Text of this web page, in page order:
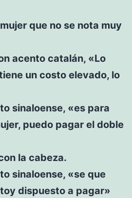
que no se nota muy
acento catalán, «Lo
un costo elevado, lo
sinaloense, «es para
puedo pagar el doble
la cabeza.
sinaloense, «se que
dispuesto a pagar»